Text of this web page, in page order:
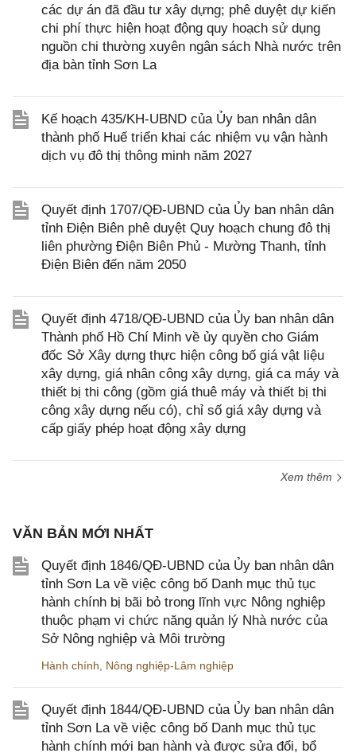
các dự án đã đầu tư xây dựng; phê duyệt dự kiến
chi phí thực hiện hoạt động quy hoạch sử dụng
nguồn chi thường xuyên ngân sách Nhà nước trên
địa bàn tỉnh Sơn La
Kế hoạch 435/KH-UBND của Ủy ban nhân dân
thành phố Huế triển khai các nhiệm vụ vận hành
dịch vụ đô thị thông minh năm 2027
Quyết định 1707/QĐ-UBND của Ủy ban nhân dân
tỉnh Điện Biên phê duyệt Quy hoạch chung đô thị
liên phường Điện Biên Phủ - Mường Thanh, tỉnh
Điện Biên đến năm 2050
Quyết định 4718/QĐ-UBND của Ủy ban nhân dân
Thành phố Hồ Chí Minh về ủy quyền cho Giám
đốc Sở Xây dựng thực hiện công bố giá vật liệu
xây dựng, giá nhân công xây dựng, giá ca máy và
thiết bị thi công (gồm giá thuê máy và thiết bị thi
công xây dựng nếu có), chỉ số giá xây dựng và
cấp giấy phép hoạt động xây dựng
Xem thêm
VĂN BẢN MỚI NHẤT
Quyết định 1846/QĐ-UBND của Ủy ban nhân dân
tỉnh Sơn La về việc công bố Danh mục thủ tục
hành chính bị bãi bỏ trong lĩnh vực Nông nghiệp
thuộc phạm vi chức năng quản lý Nhà nước của
Sở Nông nghiệp và Môi trường
Hành chính Nông nghiệp-Lâm nghiệp
Quyết định 1844/QĐ-UBND của Ủy ban nhân dân
tỉnh Sơn La về việc công bố Danh mục thủ tục
hành chính mới ban hành và được sửa đổi, bổ